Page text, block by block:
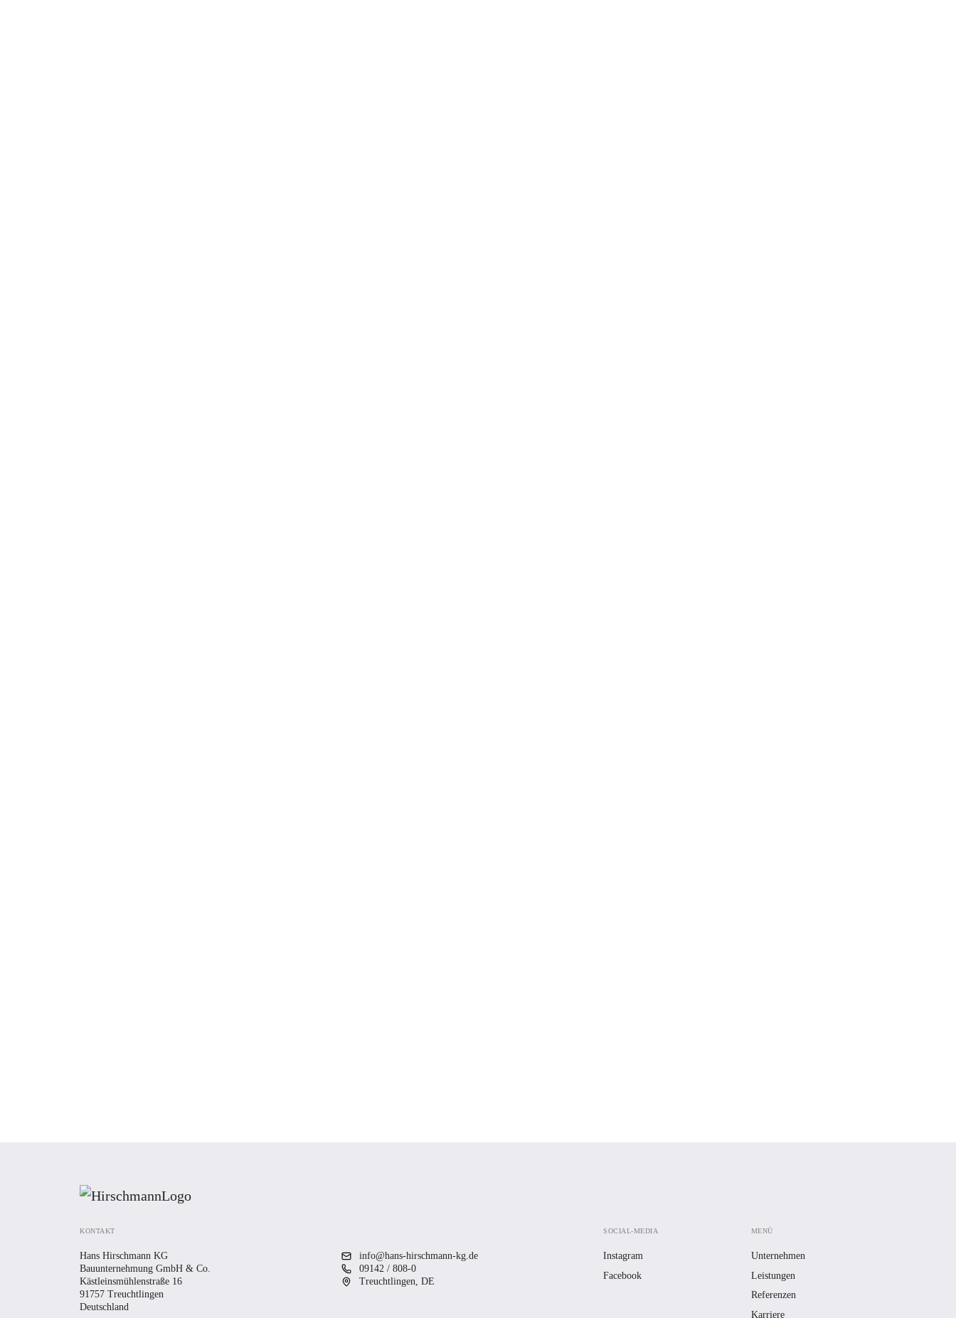
KONTAKT
Hans Hirschmann KG
Bauunternehmung GmbH & Co.
Kästleinsmühlenstraße 16
91757 Treuchtlingen
Deutschland
info@hans-hirschmann-kg.de
09142 / 808-0
Treuchtlingen, DE
SOCIAL-MEDIA
Instagram
Facebook
MENÜ
Unternehmen
Leistungen
Referenzen
Karriere